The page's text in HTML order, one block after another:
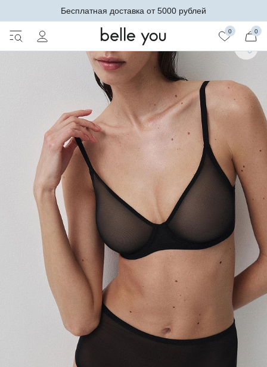
Бесплатная доставка от 5000 рублей
0 0